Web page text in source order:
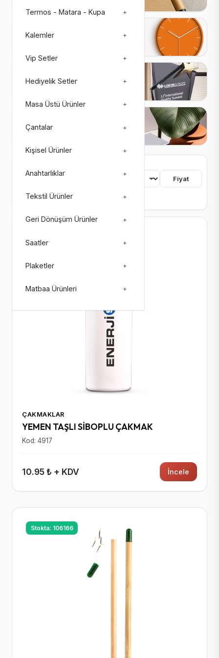
73 ürün
Termos - Matara - Kupa +
Kalemler +
Vip Setler +
Hediyelik Setler +
Masa Üstü Ürünler +
Çantalar +
Kişisel Ürünler +
Anahtarlıklar +
Tekstil Ürünler +
Geri Dönüşüm Ürünler +
Saatler +
Plaketler +
Matbaa Ürünleri +
Fiyat
Renk
ÇAKMAKLAR
YEMEN TAŞLI SİBOPLU ÇAKMAK
Kod: 4917
10.95 ₺ + KDV İncele
Stokta: 106166